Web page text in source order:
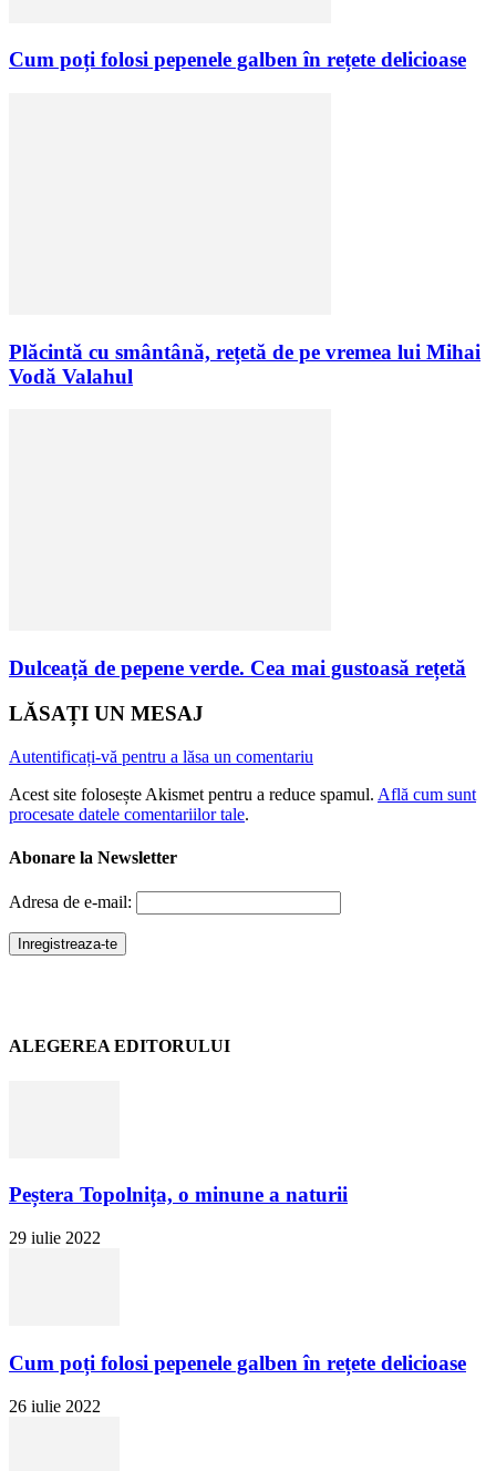
Cum poți folosi pepenele galben în rețete delicioase
Plăcintă cu smântână, rețetă de pe vremea lui Mihai
Vodă Valahul
Dulceață de pepene verde. Cea mai gustoasă rețetă
LĂSAȚI UN MESAJ
Autentificați-vă pentru a lăsa un comentariu
Acest site folosește Akismet pentru a reduce spamul. Află cum sunt
procesate datele comentariilor tale.
Abonare la Newsletter
Adresa de e-mail:
ALEGEREA EDITORULUI
Peștera Topolnița, o minune a naturii
29 iulie 2022
Cum poți folosi pepenele galben în rețete delicioase
26 iulie 2022